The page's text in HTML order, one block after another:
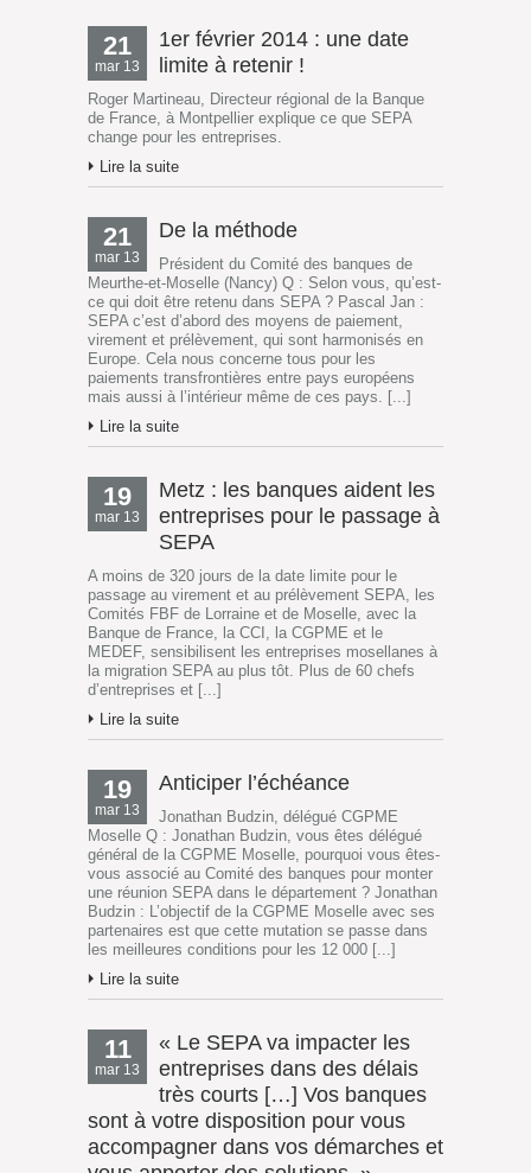
21
mar 13
1er février 2014 : une date
limite à retenir !
Roger Martineau, Directeur régional de la Banque
de France, à Montpellier explique ce que SEPA
change pour les entreprises.
Lire la suite
21
mar 13
De la méthode
Président du Comité des banques de
Meurthe-et-Moselle (Nancy) Q : Selon vous, qu’est-
ce qui doit être retenu dans SEPA ? Pascal Jan :
SEPA c’est d’abord des moyens de paiement,
virement et prélèvement, qui sont harmonisés en
Europe. Cela nous concerne tous pour les
paiements transfrontières entre pays européens
mais aussi à l’intérieur même de ces pays. [...]
Lire la suite
19
mar 13
Metz : les banques aident les
entreprises pour le passage à
SEPA
A moins de 320 jours de la date limite pour le
passage au virement et au prélèvement SEPA, les
Comités FBF de Lorraine et de Moselle, avec la
Banque de France, la CCI, la CGPME et le
MEDEF, sensibilisent les entreprises mosellanes à
la migration SEPA au plus tôt. Plus de 60 chefs
d’entreprises et [...]
Lire la suite
19
mar 13
Anticiper l’échéance
Jonathan Budzin, délégué CGPME
Moselle Q : Jonathan Budzin, vous êtes délégué
général de la CGPME Moselle, pourquoi vous êtes-
vous associé au Comité des banques pour monter
une réunion SEPA dans le département ? Jonathan
Budzin : L’objectif de la CGPME Moselle avec ses
partenaires est que cette mutation se passe dans
les meilleures conditions pour les 12 000 [...]
Lire la suite
11
mar 13
« Le SEPA va impacter les
entreprises dans des délais
très courts […] Vos banques
sont à votre disposition pour vous
accompagner dans vos démarches et